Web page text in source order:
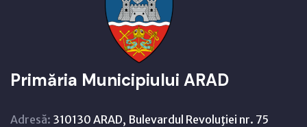
Primăria Municipiului ARAD
Adresă: 310130 ARAD, Bulevardul Revoluţiei nr. 75